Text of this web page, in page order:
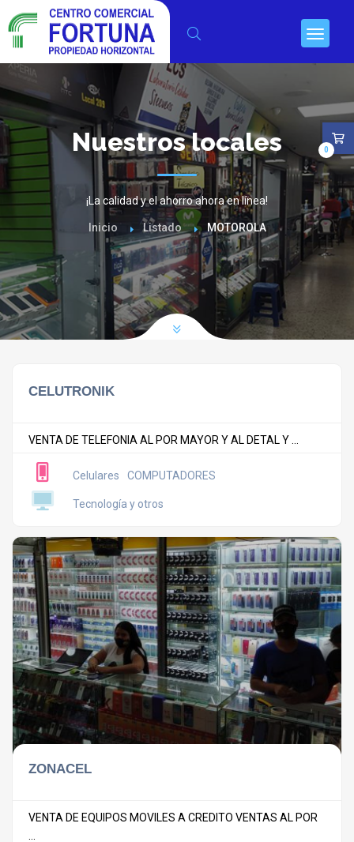
Nuestros locales
¡La calidad y el ahorro ahora en línea!
Inicio Listado MOTOROLA
CELUTRONIK
VENTA DE TELEFONIA AL POR MAYOR Y AL DETAL Y ...
Celulares COMPUTADORES
Tecnología y otros
ZONACEL
VENTA DE EQUIPOS MOVILES A CREDITO VENTAS AL POR
0